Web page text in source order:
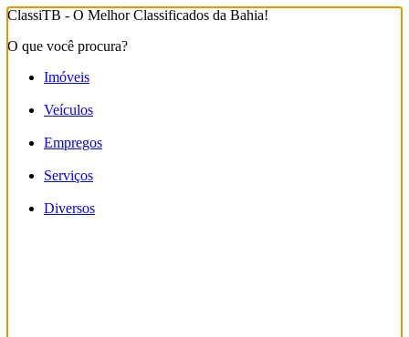
ClassiTB - O Melhor Classificados da Bahia!
O que você procura?
Imóveis
Veículos
Empregos
Serviços
Diversos